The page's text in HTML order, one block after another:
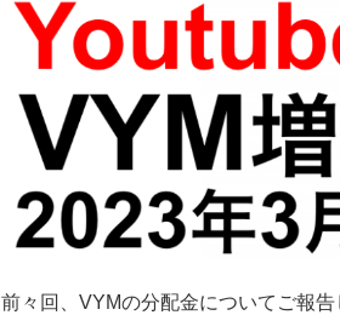
前々回、VYMの分配金についてご報